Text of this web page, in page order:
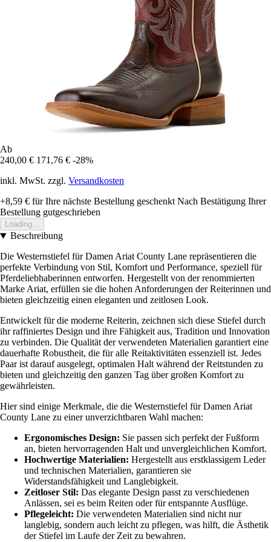
Ab
240,00 € 171,76 € -28%
inkl. MwSt. zzgl. Versandkosten
+8,59 € für Ihre nächste Bestellung geschenkt Nach Bestätigung Ihrer
Bestellung gutgeschrieben
Loading...
Beschreibung
Die Westernstiefel für Damen Ariat County Lane repräsentieren die
perfekte Verbindung von Stil, Komfort und Performance, speziell für
Pferdeliebhaberinnen entworfen. Hergestellt von der renommierten
Marke Ariat, erfüllen sie die hohen Anforderungen der Reiterinnen und
bieten gleichzeitig einen eleganten und zeitlosen Look.
Entwickelt für die moderne Reiterin, zeichnen sich diese Stiefel durch
ihr raffiniertes Design und ihre Fähigkeit aus, Tradition und Innovation
zu verbinden. Die Qualität der verwendeten Materialien garantiert eine
dauerhafte Robustheit, die für alle Reitaktivitäten essenziell ist. Jedes
Paar ist darauf ausgelegt, optimalen Halt während der Reitstunden zu
bieten und gleichzeitig den ganzen Tag über großen Komfort zu
gewährleisten.
Hier sind einige Merkmale, die die Westernstiefel für Damen Ariat
County Lane zu einer unverzichtbaren Wahl machen:
Ergonomisches Design: Sie passen sich perfekt der Fußform
an, bieten hervorragenden Halt und unvergleichlichen Komfort.
Hochwertige Materialien: Hergestellt aus erstklassigem Leder
und technischen Materialien, garantieren sie
Widerstandsfähigkeit und Langlebigkeit.
Zeitloser Stil: Das elegante Design passt zu verschiedenen
Anlässen, sei es beim Reiten oder für entspannte Ausflüge.
Pflegeleicht: Die verwendeten Materialien sind nicht nur
langlebig, sondern auch leicht zu pflegen, was hilft, die Ästhetik
der Stiefel im Laufe der Zeit zu bewahren.